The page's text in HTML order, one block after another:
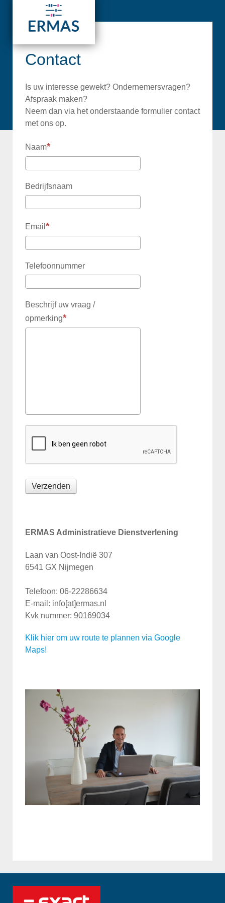
Contact
Is uw interesse gewekt? Ondernemersvragen?
Afspraak maken?
Neem dan via het onderstaande formulier contact
met ons op.
Naam
Bedrijfsnaam
Email
Telefoonnummer
Beschrijf uw vraag /
opmerking
Verzenden
ERMAS Administratieve Dienstverlening
Laan van Oost-Indië 307
6541 GX Nijmegen
Telefoon: 06-22286634
E-mail: info[at]ermas.nl
Kvk nummer: 90169034
Klik hier om uw route te plannen via Google
Maps!